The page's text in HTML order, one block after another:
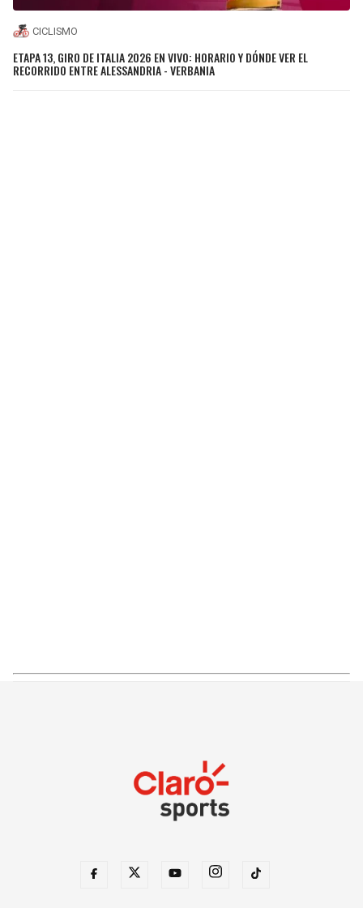
CICLISMO
ETAPA 13, GIRO DE ITALIA 2026 EN VIVO: HORARIO Y DÓNDE VER EL
RECORRIDO ENTRE ALESSANDRIA - VERBANIA